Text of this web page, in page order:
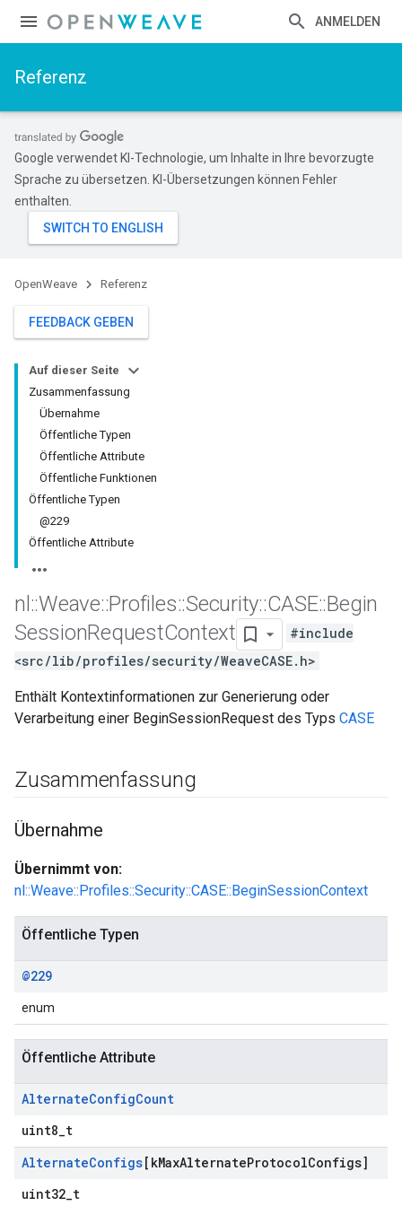
ANMELDEN
Referenz
Google verwendet KI-Technologie, um Inhalte in Ihre bevorzugte
Sprache zu übersetzen. KI-Übersetzungen können Fehler
enthalten.
OpenWeave Referenz
FEEDBACK GEBEN
Auf dieser Seite
Zusammenfassung
Übernahme
Öffentliche Typen
Öffentliche Attribute
Öffentliche Funktionen
Öffentliche Typen
@229
Öffentliche Attribute
nl ::Weave::Profiles::Security::CASE::Begin
SessionRequestContext
#include
<src/lib/profiles/security/WeaveCASE.h>
Enthält Kontextinformationen zur Generierung oder
Verarbeitung einer BeginSessionRequest des Typs CASE
Zusammenfassung
Übernahme
Übernimmt von:
nl::Weave::Profiles::Security::CASE::BeginSessionContext
Öffentliche Typen
@229
enum
Öffentliche Attribute
AlternateConfigCount
uint8_t
AlternateConfigs[kMaxAlternateProtocolConfigs]
uint32_t